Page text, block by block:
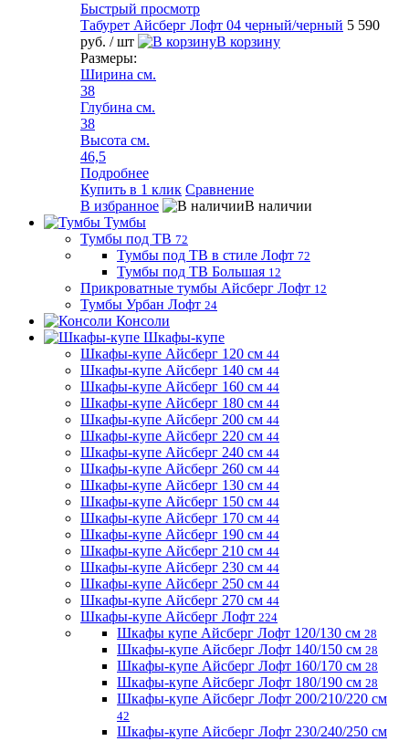
Быстрый просмотр
Табурет Айсберг Лофт 04 черный/черный 5 590
руб. / шт
В корзину
Размеры:
Ширина см.
38
Глубина см.
38
Высота см.
46,5
Подробнее
Купить в 1 клик Сравнение
В избранное
В наличии
Тумбы
Тумбы под ТВ 72
Тумбы под ТВ в стиле Лофт 72
Тумбы под ТВ Большая 12
Прикроватные тумбы Айсберг Лофт 12
Тумбы Урбан Лофт 24
Консоли
Шкафы-купе
Шкафы-купе Айсберг 120 см 44
Шкафы-купе Айсберг 140 см 44
Шкафы-купе Айсберг 160 см 44
Шкафы-купе Айсберг 180 см 44
Шкафы-купе Айсберг 200 см 44
Шкафы-купе Айсберг 220 см 44
Шкафы-купе Айсберг 240 см 44
Шкафы-купе Айсберг 260 см 44
Шкафы-купе Айсберг 130 см 44
Шкафы-купе Айсберг 150 см 44
Шкафы-купе Айсберг 170 см 44
Шкафы-купе Айсберг 190 см 44
Шкафы-купе Айсберг 210 см 44
Шкафы-купе Айсберг 230 см 44
Шкафы-купе Айсберг 250 см 44
Шкафы-купе Айсберг 270 см 44
Шкафы-купе Айсберг Лофт 224
Шкафы купе Айсберг Лофт 120/130 см 28
Шкафы-купе Айсберг Лофт 140/150 см 28
Шкафы-купе Айсберг Лофт 160/170 см 28
Шкафы-купе Айсберг Лофт 180/190 см 28
Шкафы-купе Айсберг Лофт 200/210/220 см
42
Шкафы-купе Айсберг Лофт 230/240/250 см